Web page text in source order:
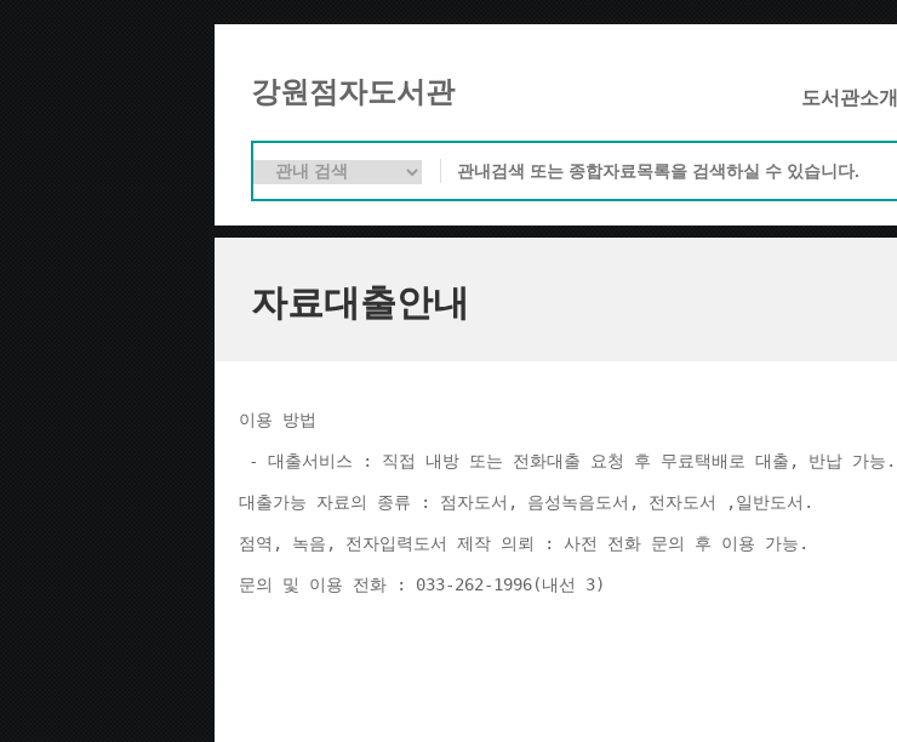
강원점자도서관 도서관소개
자료대출안내
이용 방법
- 대출서비스 : 직접 내방 또는 전화대출 요청 후 무료택배로 대출, 반납 가능.
대출가능 자료의 종류 : 점자도서, 음성녹음도서, 전자도서 ,일반도서.
점역, 녹음, 전자입력도서 제작 의뢰 : 사전 전화 문의 후 이용 가능.
문의 및 이용 전화 : 033-262-1996(내선 3)